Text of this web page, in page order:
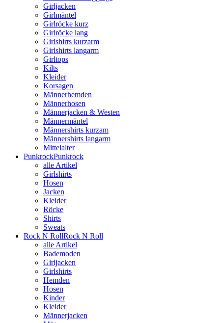
Girljacken
Girlmäntel
Girlröcke kurz
Girlröcke lang
Girlshirts kurzarm
Girlshirts langarm
Girltops
Kilts
Kleider
Korsagen
Männerhemden
Männerhosen
Männerjacken & Westen
Männermäntel
Männershirts kurzam
Männershirts langarm
Mittelalter
PunkrockPunkrock
alle Artikel
Girlshirts
Hosen
Jacken
Kleider
Röcke
Shirts
Sweats
Rock N RollRock N Roll
alle Artikel
Bademoden
Girljacken
Girlshirts
Hemden
Hosen
Kinder
Kleider
Männerjacken